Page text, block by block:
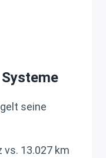
seine
vs. 13.027 km